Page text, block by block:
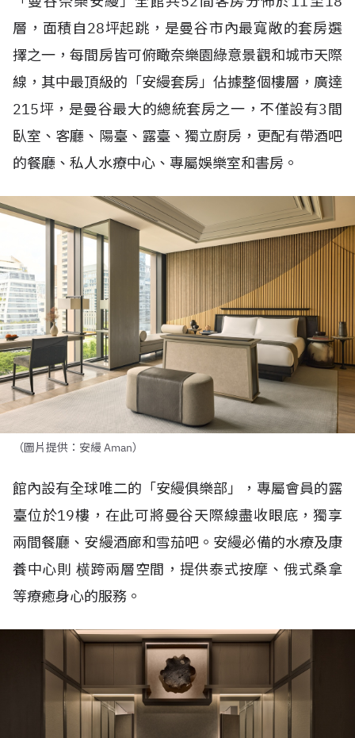
層，面積自28坪起跳，是曼谷市內最寬敞的套房選
擇之一，每間房皆可俯瞰奈樂園綠意景觀和城市天際
線，其中最頂級的「安縵套房」佔據整個樓層，廣達
215坪，是曼谷最大的總統套房之一，不僅設有3間
臥室、客廳、陽臺、露臺、獨立廚房，更配有帶酒吧
的餐廳、私人水療中心、專屬娛樂室和書房。
（圖片提供：安縵 Aman）
館內設有全球唯二的「安縵俱樂部」，專屬會員的露
臺位於19樓，在此可將曼谷天際線盡收眼底，獨享
兩間餐廳、安縵酒廊和雪茄吧。安縵必備的水療及康
養中心則 横跨兩層空間，提供泰式按摩、俄式桑拿
等療癒身心的服務。